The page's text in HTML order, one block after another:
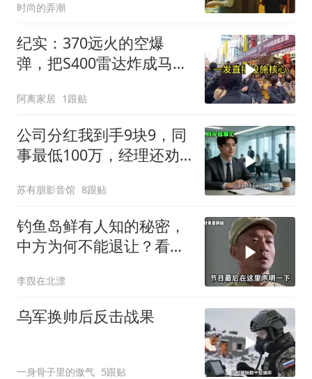
时尚的弄潮
纪实：370远火的空爆
弹，把S400雷达炸成马蜂
了
阿离家居 1跟贴
公司分红我到手9块9，同
事最低100万，经理还劝
苏有朋影音馆 8跟贴
钓鱼岛鲜有人知的秘密，
中方为何不能退让？看完
李覴在北漂
乌军换帅后反击战果
一身骨子里的傲气 5跟贴